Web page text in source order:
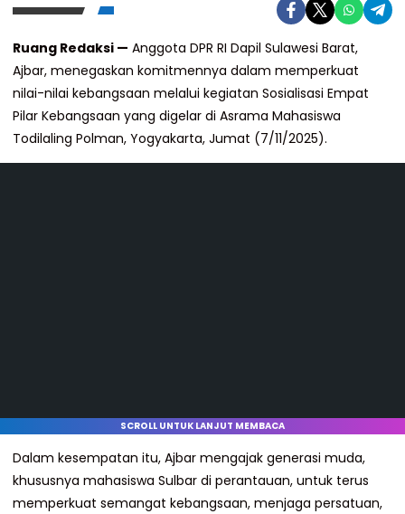
Ruang Redaksi — Anggota DPR RI Dapil Sulawesi Barat,
Ajbar, menegaskan komitmennya dalam memperkuat
nilai-nilai kebangsaan melalui kegiatan Sosialisasi Empat
Pilar Kebangsaan yang digelar di Asrama Mahasiswa
Todilaling Polman, Yogyakarta, Jumat (7/11/2025).
SCROLL UNTUK LANJUT MEMBACA
Dalam kesempatan itu, Ajbar mengajak generasi muda,
khususnya mahasiswa Sulbar di perantauan, untuk terus
memperkuat semangat kebangsaan, menjaga persatuan,